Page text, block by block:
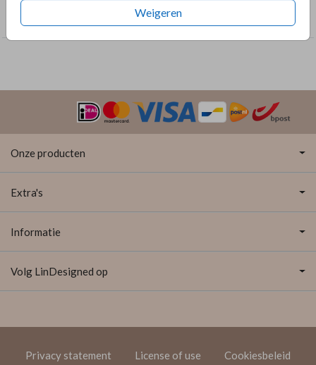
Weigeren
Onze producten
Extra's
Informatie
Volg LinDesigned op
Privacy statement License of use Cookiesbeleid